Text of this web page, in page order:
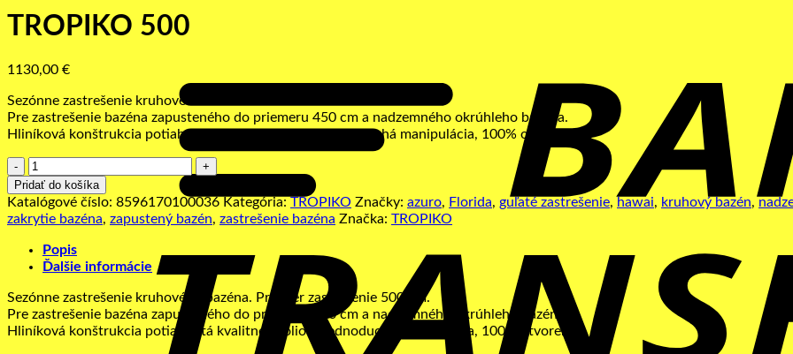
TROPIKO 500
1130,00 €
Sezónne zastrešenie kruhového bazéna. Priemer zastrešenie 500 cm.
Pre zastrešenie bazéna zapusteného do priemeru 450 cm a nadzemného okrúhleho bazéna.
Hliníková konštrukcia potiahnutá kvalitnou fóliou. Jednoduchá manipulácia, 100% otvorení.
množstvo
TROPIKO
500
Pridať do košíka
Katalógové číslo: 8596170100036 Kategória: TROPIKO Značky: azuro, Florida, guľaté zastrešenie, hawai, kruhový bazén,
zakrytie bazéna, zapustený bazén, zastrešenie bazéna Značka: TROPIKO
Popis
Ďalšie informácie
Sezónne zastrešenie kruhového bazéna. Priemer zastrešenie 500 cm.
Pre zastrešenie bazéna zapusteného do priemeru 450 cm a nadzemného okrúhleho bazéna.
Hliníková konštrukcia potiahnutá kvalitnou fóliou. Jednoduchá manipulácia, 100% otvorení.